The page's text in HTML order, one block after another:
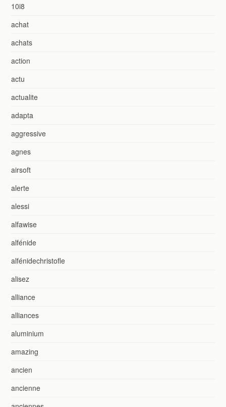
10i8
achat
achats
action
actu
actualite
adapta
aggressive
agnes
airsoft
alerte
alessi
alfawise
alfénide
alfénidechristofle
alisez
alliance
alliances
aluminium
amazing
ancien
ancienne